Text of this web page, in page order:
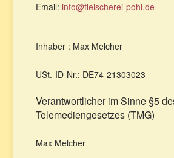
Email: info@fleischerei-pohl.de
Inhaber : Max Melcher
USt.-ID-Nr.: DE74-21303023
Verantwortlicher im Sinne §5
Telemediengesetzes (TMG)
Max Melcher